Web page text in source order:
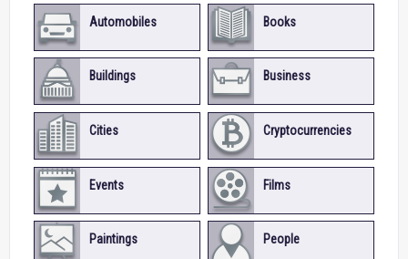
Automobiles Books
Buildings Business
Cities Cryptocurrencies
Events Films
Paintings People